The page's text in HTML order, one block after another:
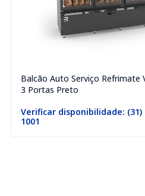
Balcão Auto Serviço Refrimate
3 Portas Preto
Verificar disponibilidade: (31)
1001